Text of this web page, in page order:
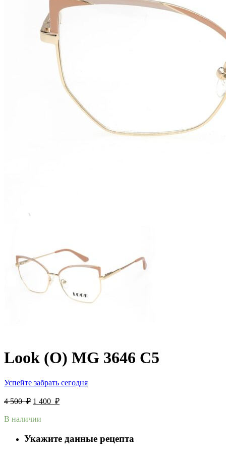
Look (O) MG 3646 C5
Успейте забрать сегодня
4 500₽ 1 400 ₽
В наличии
Укажите данные рецепта